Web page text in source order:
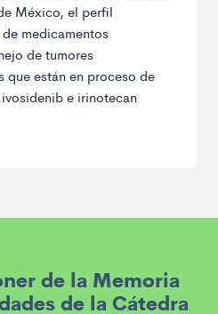
México, el perfil
medicamentos
de tumores
están en proceso de
e irinotecan
de la Memoria
de la Cátedra